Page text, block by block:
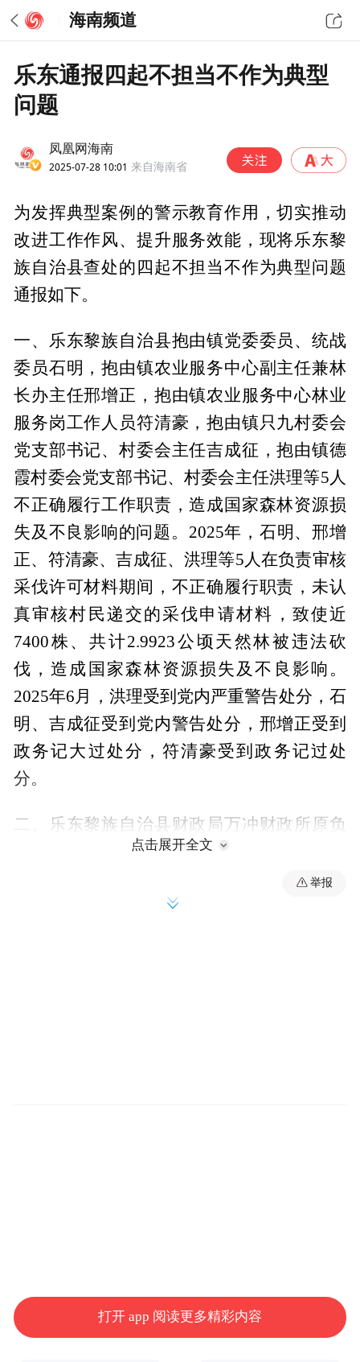
海南频道
乐东通报四起不担当不作为典型
问题
凤凰网海南
2025-07-28 10:01 来自海南省
为发挥典型案例的警示教育作用，切实推动
改进工作作风、提升服务效能，现将乐东黎
族自治县查处的四起不担当不作为典型问题
通报如下。
一、乐东黎族自治县抱由镇党委委员、统战
委员石明，抱由镇农业服务中心副主任兼林
长办主任邢增正，抱由镇农业服务中心林业
服务岗工作人员符清豪，抱由镇只九村委会
党支部书记、村委会主任吉成征，抱由镇德
霞村委会党支部书记、村委会主任洪理等5人
不正确履行工作职责，造成国家森林资源损
失及不良影响的问题。2025年，石明、邢增
正、符清豪、吉成征、洪理等5人在负责审核
采伐许可材料期间，不正确履行职责，未认
真审核村民递交的采伐申请材料，致使近
7400株、共计2.9923公顷天然林被违法砍
伐，造成国家森林资源损失及不良影响。
2025年6月，洪理受到党内严重警告处分，石
明、吉成征受到党内警告处分，邢增正受到
政务记大过处分，符清豪受到政务记过处
分。
二、乐东黎族自治县财政局万冲财政所原负
责人孙定荣违反工作纪律，不正确履行职
责，致使万冲财政所工作滞后的问题。2023
年3月以来，孙定荣作为县财政局万冲财政所
三、乐东黎族自治县住建局原副局长周建立
违反工作纪律，不正确履行工作职责，未按
点击展开全文
举报
打开 app 阅读更多精彩内容